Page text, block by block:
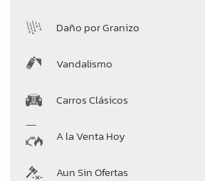
Daño por Granizo
Vandalismo
Carros Clásicos
A la Venta Hoy
Aun Sin Ofertas